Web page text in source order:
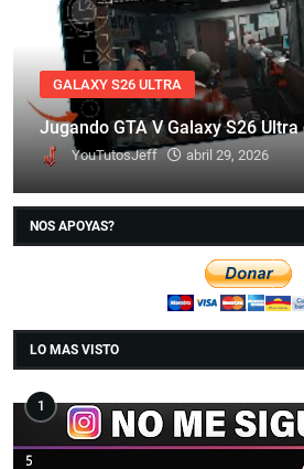
GALAXY S26 ULTRA
Jugando GTA V Galaxy S26 Ultra
YouTutosJeff abril 29, 2026
NOS APOYAS?
LO MAS VISTO